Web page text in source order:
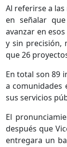
Al referirse a
en señalar
avanzar en
y sin precisión,
que 26
En total son 89
a comunidades
sus servicios
El
después que
entregara un